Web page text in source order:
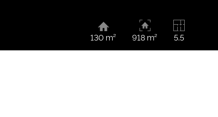
130 m²
918 m² 5.5